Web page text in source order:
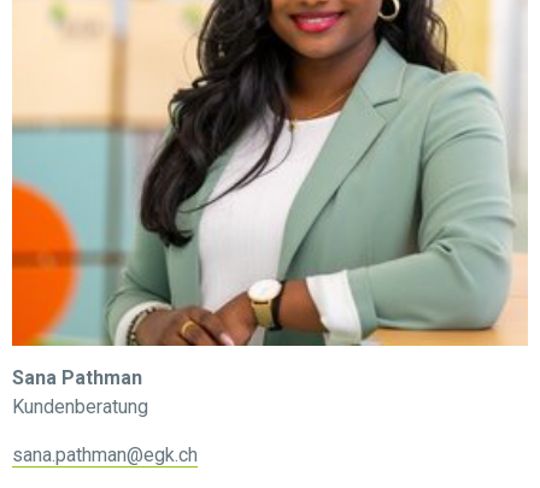
Sana Pathman
Kundenberatung
sana.pathman@egk.ch